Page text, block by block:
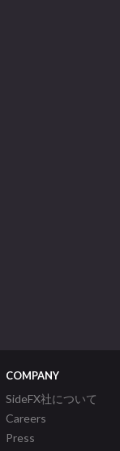
COMPANY
SideFX社について
Careers
Press